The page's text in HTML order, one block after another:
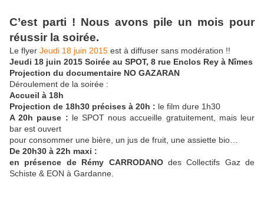
C’est parti ! Nous avons pile un mois pour
réussir la soirée.
Le flyer Jeudi 18 juin 2015 est à diffuser sans modération !!
Jeudi 18 juin 2015 Soirée au SPOT, 8 rue Enclos Rey à Nîmes
Projection du documentaire NO GAZARAN
Déroulement de la soirée :
Accueil à 18h
Projection de 18h30 précises à 20h : le film dure 1h30
A 20h pause : le SPOT nous accueille gratuitement, mais leur
bar est ouvert
pour consommer une bière, un jus de fruit, une assiette bio…
De 20h30 à 22h maxi :
en présence de Rémy CARRODANO des Collectifs Gaz de
Schiste & EON à Gardanne.